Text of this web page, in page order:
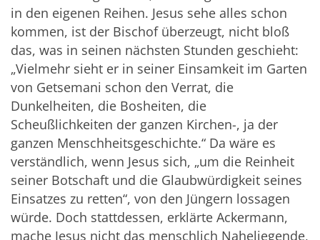
in den eigenen Reihen. Jesus sehe alles schon
kommen, ist der Bischof überzeugt, nicht bloß
das, was in seinen nächsten Stunden geschieht:
„Vielmehr sieht er in seiner Einsamkeit im Garten
von Getsemani schon den Verrat, die
Dunkelheiten, die Bosheiten, die
Scheußlichkeiten der ganzen Kirchen-, ja der
ganzen Menschheitsgeschichte.“ Da wäre es
verständlich, wenn Jesus sich, „um die Reinheit
seiner Botschaft und die Glaubwürdigkeit seines
Einsatzes zu retten“, von den Jüngern lossagen
würde. Doch stattdessen, erklärte Ackermann,
mache Jesus nicht das menschlich Naheliegende,